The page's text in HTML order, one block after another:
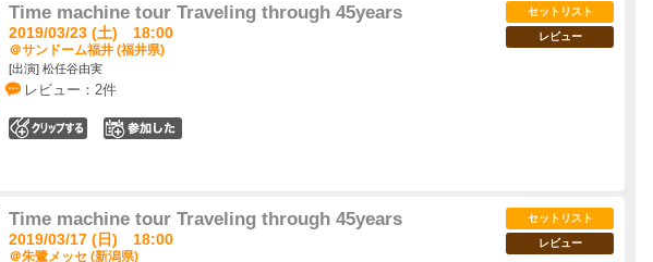
Time machine tour Traveling through 45years
2019/03/23 (土) 18:00
＠サンドーム福井 (福井県)
[出演] 松任谷由実
レビュー：2件
セットリスト
レビュー
Time machine tour Traveling through 45years
2019/03/17 (日) 18:00
＠朱鷺メッセ (新潟県)
セットリスト
レビュー